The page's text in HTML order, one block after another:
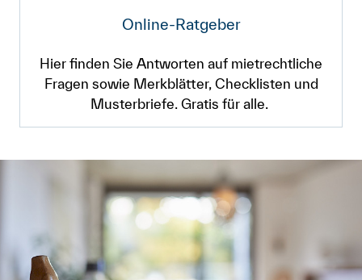
Online-Ratgeber
Hier finden Sie Antworten auf mietrechtliche
Fragen sowie Merkblätter, Checklisten und
Musterbriefe. Gratis für alle.